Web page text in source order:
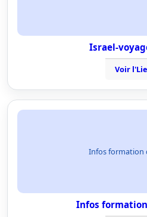
Israel-
Voir
Infos formation
Infos